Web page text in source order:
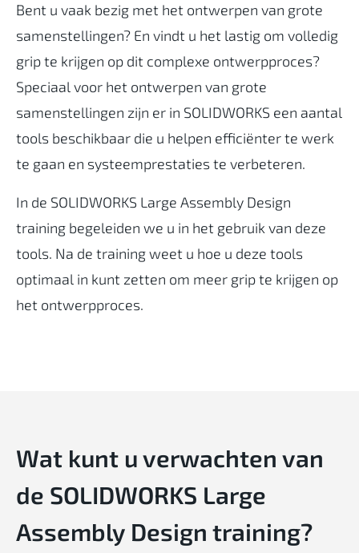
Bent u vaak bezig met het ontwerpen van grote
samenstellingen? En vindt u het lastig om volledig
grip te krijgen op dit complexe ontwerpproces?
Speciaal voor het ontwerpen van grote
samenstellingen zijn er in SOLIDWORKS een aantal
tools beschikbaar die u helpen efficiënter te werk
te gaan en systeemprestaties te verbeteren.
In de SOLIDWORKS Large Assembly Design
training begeleiden we u in het gebruik van deze
tools. Na de training weet u hoe u deze tools
optimaal in kunt zetten om meer grip te krijgen op
het ontwerpproces.
Wat kunt u verwachten van
de SOLIDWORKS Large
Assembly Design training?